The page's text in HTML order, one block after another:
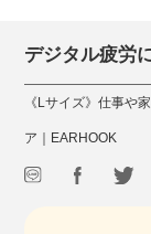
デジタル疲労
《Lサイズ》仕事や
ア｜EARHOOK